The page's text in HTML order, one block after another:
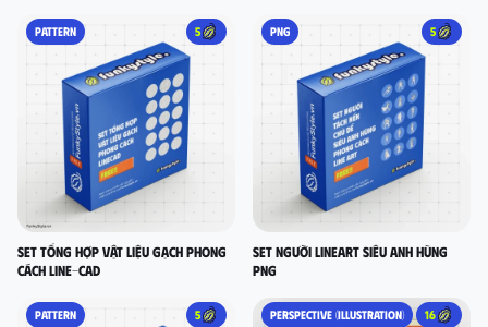
PATTERN 5
set tổng hợp vật liệu gạch phong
cách LINE-CAD
PNG 5
Set người lineart siêu anh hùng
PNG
PATTERN 5 PERSPECTIVE (ILLUSTRATION) 16